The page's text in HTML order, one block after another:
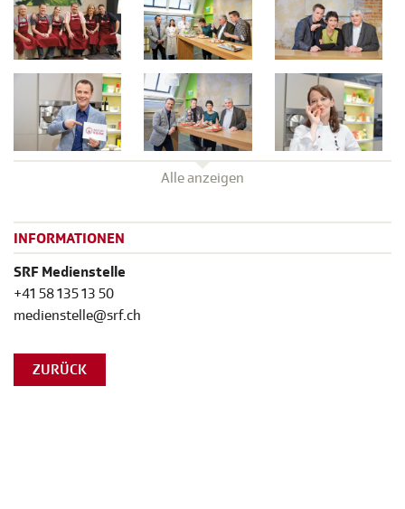
Alle anzeigen
INFORMATIONEN
SRF Medienstelle
+41 58 135 13 50
medienstelle@srf.ch
ZURÜCK